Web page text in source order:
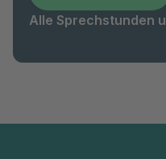
Alle Sprechstunden